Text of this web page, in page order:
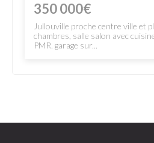
350 000€
Jullouville proche centre ville et
chambres, salle salon avec
PMR. garage sur...